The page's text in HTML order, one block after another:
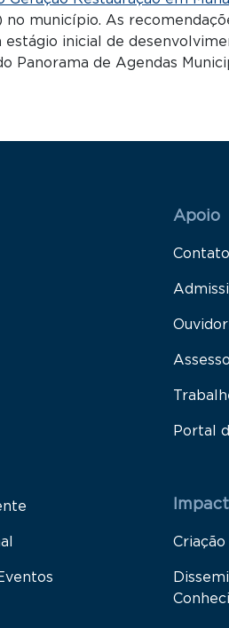
município. As
inicial de
Panorama de Agendas
1 Rodapé
Apoio
Contato
Portal